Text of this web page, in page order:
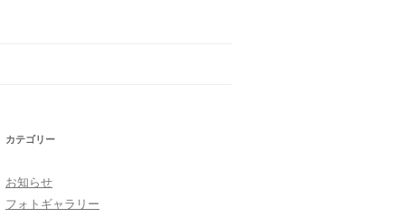
カテゴリー
お知らせ
フォトギャラリー